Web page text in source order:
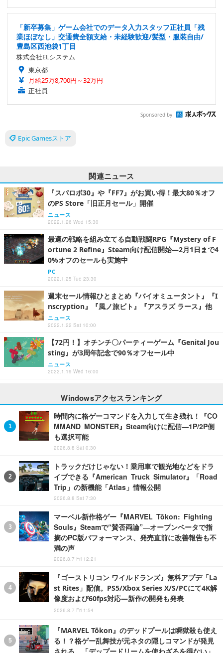
「新卒募集」ゲーム会社でのデータ入力スタッフ正社員「残
業ほぼなし」交通費全額支給・未経験歓迎/髪型・服装自由/
豊島区西池袋1丁目
株式会社ELシステム
東京都
月給25万8,700円～32万円
正社員
Sponsored by
Epic Gamesストア
関連ニュース
『スパロボ30』や『FF7』がお買い得！最大80％オフ
のPS Store「旧正月セール」開催
ニュース
2022.1.26 Wed 15:30
最適の戦略を組み立てる自動戦闘RPG『Mystery of F
ortune 2 Refine』Steam向け配信開始―2月1日まで4
0%オフのセールも実施中
PC
2022.1.25 Tue 23:30
週末セール情報ひとまとめ『バイオミュータント』『I
nscryption』『風ノ旅ビト』『アスラズ ラース』他
ニュース
2022.1.22 Sat 10:00
【72円！】オチンチ〇パーティーゲーム『Genital Jou
sting』が3周年記念で90％オフセール中
ニュース
2022.1.19 Wed 16:00
Windowsアクセスランキング
時間内に格ゲーコマンドを入力して生き残れ！『CO
MMAND MONSTER』Steam向けに配信―1P/2P側
も選択可能
2026.8.8 Sat 0:30
トラックだけじゃない！乗用車で観光地などをドラ
イブできる『American Truck Simulator』「Road
Trip」の新機能「Atlas」情報公開
2026.8.8 Sat 7:30
マーベル新作格ゲー『MARVEL Tōkon: Fighting
Souls』Steamで“賛否両論”―オープンベータで指
摘のPC版パフォーマンス、発売直前に改善報告も不
満の声
2026.8.7 Fri 12:21
『ゴーストリコン ワイルドランズ』無料アプデ「La
st Rites」配信。PS5/Xbox Series X/S/PCにて4K解
像度および60fps対応―新作の開発も発表
2026.8.7 Fri 1:54
『MARVEL Tōkon』のデッドプールは瞬獄殺も使え
る！？格ゲー乱舞技が元ネタの隠しコマンドが発見